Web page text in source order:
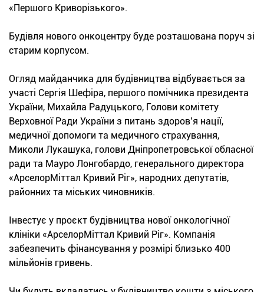
«Першого Криворізького».
Будівля нового онкоцентру буде розташована поруч зі
старим корпусом.
Огляд майданчика для будівництва відбувається за
участі Сергія Шефіра, першого помічника президента
України, Михайла Радуцького, Голови комітету
Верховної Ради України з питань здоров’я нації,
медичної допомоги та медичного страхування,
Миколи Лукашука, голови Дніпропетровської обласної
ради та Мауро Лонгобардо, генерального директора
«АрселорМіттал Кривий Ріг», народних депутатів,
районних та міських чиновників.
Інвестує у проєкт будівництва нової онкологічної
клініки «АрселорМіттал Кривий Ріг». Компанія
забезпечить фінансування у розмірі близько 400
мільйонів гривень.